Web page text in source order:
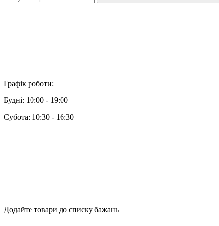
Графік роботи:
Будні: 10:00 - 19:00
Субота: 10:30 - 16:30
Додайте товари до списку бажань